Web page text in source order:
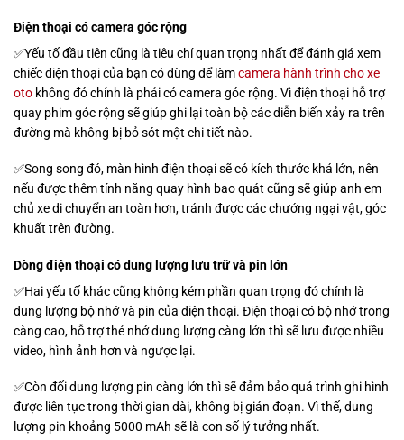
Điện thoại có camera góc rộng
✅Yếu tố đầu tiên cũng là tiêu chí quan trọng nhất để đánh giá xem
chiếc điện thoại của bạn có dùng để làmcamera hành trình cho xe
oto không đó chính là phải có camera góc rộng. Vì điện thoại hỗ trợ
quay phim góc rộng sẽ giúp ghi lại toàn bộ các diễn biến xảy ra trên
đường mà không bị bỏ sót một chi tiết nào.
✅Song song đó, màn hình điện thoại sẽ có kích thước khá lớn, nên
nếu được thêm tính năng quay hình bao quát cũng sẽ giúp anh em
chủ xe di chuyển an toàn hơn, tránh được các chướng ngại vật, góc
khuất trên đường.
Dòng điện thoại có dung lượng lưu trữ và pin lớn
✅Hai yếu tố khác cũng không kém phần quan trọng đó chính là
dung lượng bộ nhớ và pin của điện thoại. Điện thoại có bộ nhớ trong
càng cao, hỗ trợ thẻ nhớ dung lượng càng lớn thì sẽ lưu được nhiều
video, hình ảnh hơn và ngược lại.
✅Còn đối dung lượng pin càng lớn thì sẽ đảm bảo quá trình ghi hình
được liên tục trong thời gian dài, không bị gián đoạn. Vì thế, dung
lượng pin khoảng 5000 mAh sẽ là con số lý tưởng nhất.